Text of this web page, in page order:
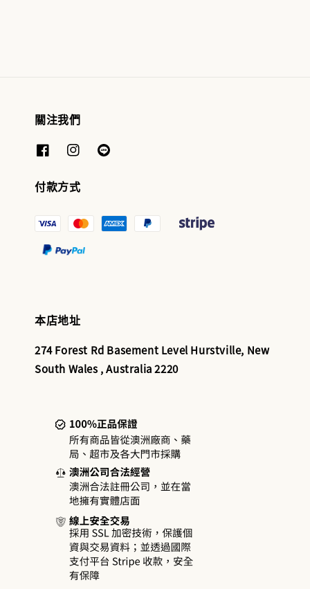
關注我們
付款方式
本店地址
274 Forest Rd Basement Level Hurstville, New
South Wales , Australia 2220